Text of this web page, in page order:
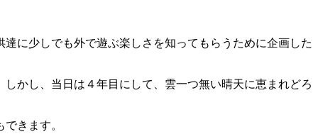
に少しでも外で遊ぶ楽しさを知ってもらうために企画した
かし、当日は４年目にして、雲一つ無い晴天に恵まれどろ
きます。